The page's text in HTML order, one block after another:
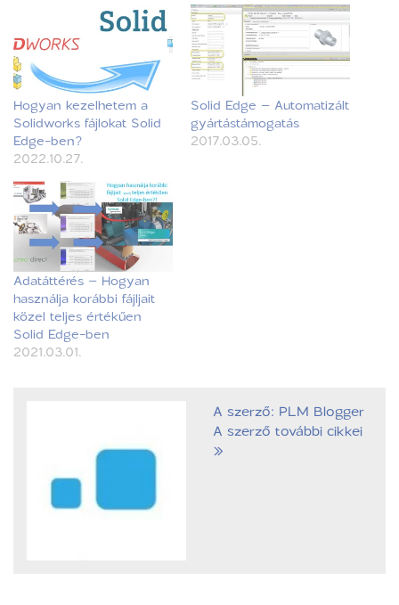
Hogyan kezelhetem a
Solidworks fájlokat Solid
Edge-ben?
2022.10.27.
Solid Edge – Automatizált
gyártástámogatás
2017.03.05.
Adatáttérés – Hogyan
használja korábbi fájljait
közel teljes értékűen
Solid Edge-ben
2021.03.01.
A szerző: PLM Blogger
A szerző további cikkei
»